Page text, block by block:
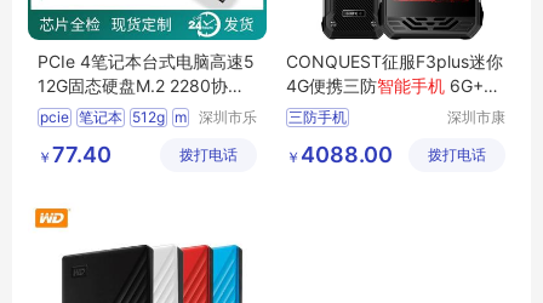
PCIe 4笔记本台式电脑高速5
12G固态硬盘M.2 2280协议n
vme存储128G
pcie 笔记本 512g m
深圳市乐
技有限公
￥ 77.40 拨打电话
CONQUEST征服F3plus迷你
4G便携三防智能手机 6G+12
8G DMR对讲版
三防手机
迷你型三防手机
深圳市康
讯设备有
￥ 4088.00 拨打电话